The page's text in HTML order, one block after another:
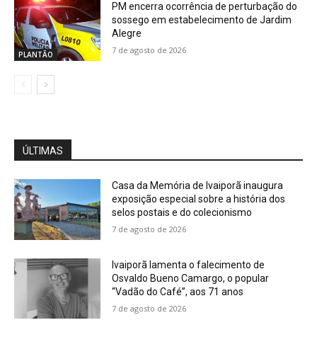
PLANTÃO
PM encerra ocorrência de perturbação do
sossego em estabelecimento de Jardim
Alegre
7 de agosto de 2026
ÚLTIMAS
Casa da Memória de Ivaiporã inaugura
exposição especial sobre a história dos
selos postais e do colecionismo
7 de agosto de 2026
Ivaiporã lamenta o falecimento de
Osvaldo Bueno Camargo, o popular
“Vadão do Café”, aos 71 anos
7 de agosto de 2026